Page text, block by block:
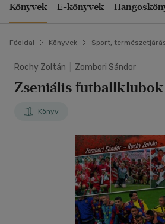
Könyvek E-könyvek
Főoldal Könyvek Sport,
Rochy Zoltán Zombori Sándor
Zseniális futballklubok
Könyv